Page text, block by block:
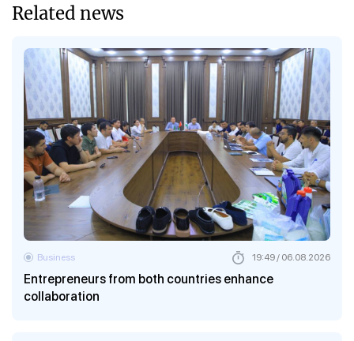
Related news
Entrepreneurs from both countries enhance
collaboration
Business 19:49 / 06.08.2026